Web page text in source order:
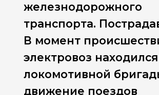
железнодорожного
транспорта.
В момент
электровоз
локомотивной
движение поездов